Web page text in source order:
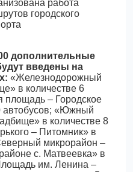
дополнительные
введены на
«Железнодорожный
в количестве 6
площадь – Городское
автобусов; «Южный
в количестве 8
– Питомник» в
микрорайон –
с. Матвеевка» в
им. Ленина –